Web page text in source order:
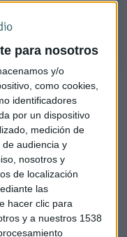
para nosotros
y/o
como cookies,
identificadores
por un dispositivo
medición de
audiencia y
nosotros y
de localización
las
hacer clic para
y a nuestros 1538
los 3 millones captados
por los